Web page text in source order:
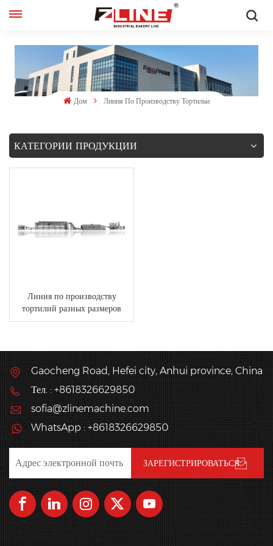
Дом Линия По Производству Тортильи
КАТЕГОРИИ ПРОДУКЦИИ
Линия по производству
тортилий разных размеров
Gaocheng Road, Hefei city, Anhui province, China
Тел. : +8618326629850
sofia@zlinemachine.com
WhatsApp : +8618326629850